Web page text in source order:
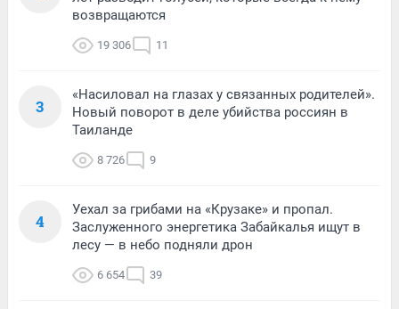
возвращаются
19 306 11
3
«Насиловал на глазах у связанных родителей».
Новый поворот в деле убийства россиян в
Таиланде
8 726 9
4
Уехал за грибами на «Крузаке» и пропал.
Заслуженного энергетика Забайкалья ищут в
лесу — в небо подняли дрон
6 654 39